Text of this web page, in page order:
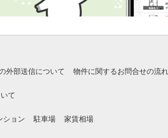
外部送信について 物件に関するお問合せの流れ
て
ション 駐車場 家賃相場